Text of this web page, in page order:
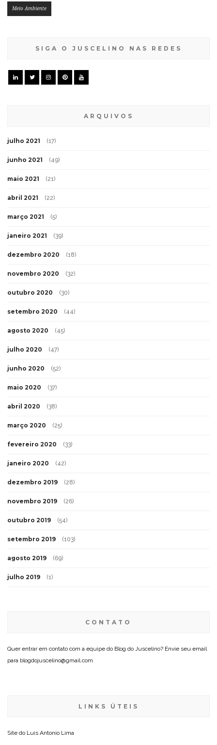
Meio Ambiente
SIGA O JUSCELINO NAS REDES
ARQUIVOS
julho 2021 (17)
junho 2021 (49)
maio 2021 (21)
abril 2021 (22)
março 2021 (5)
janeiro 2021 (39)
dezembro 2020 (18)
novembro 2020 (32)
outubro 2020 (30)
setembro 2020 (44)
agosto 2020 (45)
julho 2020 (47)
junho 2020 (52)
maio 2020 (37)
abril 2020 (38)
março 2020 (25)
fevereiro 2020 (33)
janeiro 2020 (42)
dezembro 2019 (28)
novembro 2019 (26)
outubro 2019 (54)
setembro 2019 (103)
agosto 2019 (69)
julho 2019 (1)
CONTATO
Quer entrar em contato com a equipe do Blog do Juscelino? Envie seu email
para blogdojuscelino@gmail.com
LINKS ÚTEIS
Site do Luis Antonio Lima